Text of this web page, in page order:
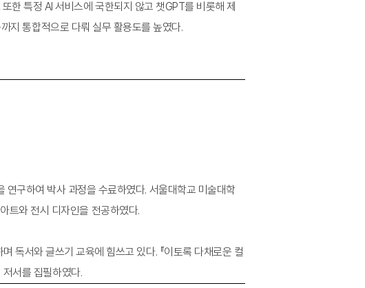
한 특정 AI 서비스에 국한되지 않고 챗GPT를 비롯해 제
지 통합적으로 다뤄 실무 활용도를 높였다.
구하여 박사 과정을 수료하였다. 서울대학교 미술대학
트와 전시 디자인을 전공하였다.
독서와 글쓰기 교육에 힘쓰고 있다. 『이토록 다채로운 컬